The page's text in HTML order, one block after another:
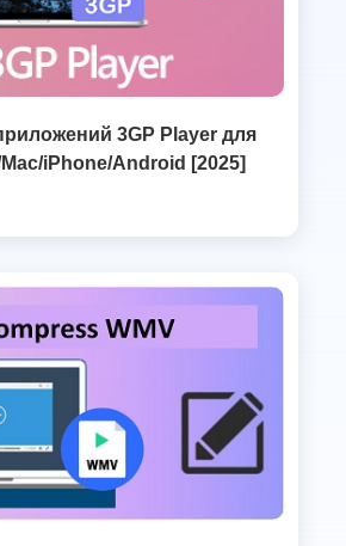
3GP Player для
iPhone/Android [2025]